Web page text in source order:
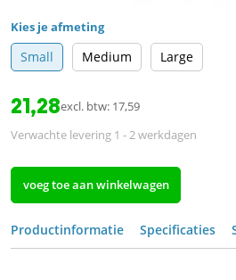
Kies je afmeting
Small Medium Large
21,28excl. btw: 17,59
Verwachte levering 1 - 2 werkdagen
voeg toe aan winkelwagen
Productinformatie Specificaties